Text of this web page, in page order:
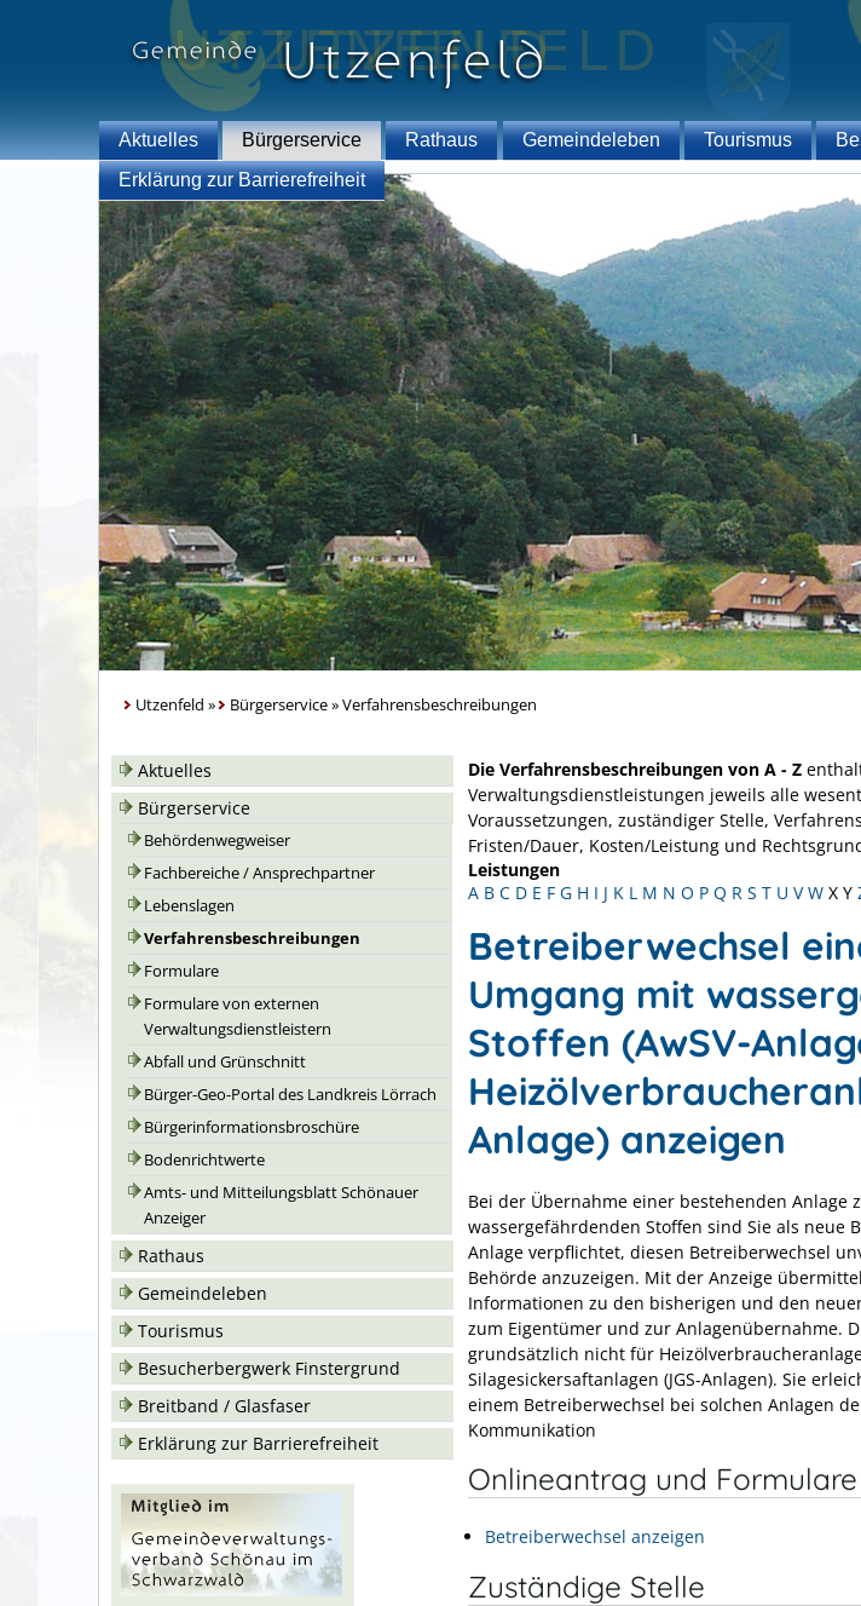
Aktuelles Bürgerservice Rathaus Gemeindeleben Tourismus
Erklärung zur Barrierefreiheit
Utzenfeld » Bürgerservice»Verfahrensbeschreibungen
Aktuelles
Bürgerservice
Behördenwegweiser
Fachbereiche / Ansprechpartner
Lebenslagen
Verfahrensbeschreibungen
Formulare
Formulare von externen
Verwaltungsdienstleistern
Abfall und Grünschnitt
Bürger-Geo-Portal des Landkreis Lörrach
Bürgerinformationsbroschüre
Bodenrichtwerte
Amts- und Mitteilungsblatt Schönauer
Anzeiger
Rathaus
Gemeindeleben
Tourismus
Besucherbergwerk Finstergrund
Breitband / Glasfaser
Erklärung zur Barrierefreiheit
Die Verfahrensbeschreibungen von A - Z
Verwaltungsdienstleistungen jeweils alle
Voraussetzungen, zuständiger Stelle,
Fristen/Dauer, Kosten/Leistung und
Leistungen
A B C D E F G H I J K L M N O P Q R S T U V W X Y
Betreiberwechsel
Umgang mit
Stoffen (AwSV-
Anlage) anzeigen
Bei der Übernahme einer bestehenden Anlage
wassergefährdenden Stoffen sind Sie als
Anlage verpflichtet, diesen Betreiberwechsel
Behörde anzuzeigen. Mit der Anzeige
Informationen zu den bisherigen und den
zum Eigentümer und zur Anlagenübernahme.
grundsätzlich nicht für
Silagesickersaftanlagen (JGS-Anlagen). Sie
einem Betreiberwechsel bei solchen Anlagen
Kommunikation
Onlineantrag und Formulare
Betreiberwechsel anzeigen
Zuständige Stelle